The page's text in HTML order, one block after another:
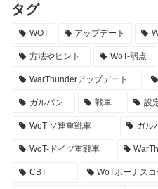
タグ
WOT アップデート
方法やヒント WoT-弱点
WarThunderアップデート
ガルパン 戦車 設
WoT-ソ連重戦車 ガル
WoT-ドイツ重戦車
CBT WoTボーナスコ